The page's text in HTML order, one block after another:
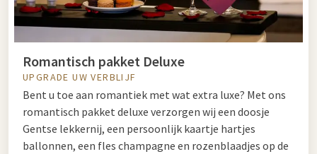
Romantisch pakket Deluxe
UPGRADE UW VERBLIJF
Bent u toe aan romantiek met wat extra luxe? Met ons
romantisch pakket deluxe verzorgen wij een doosje
Gentse lekkernij, een persoonlijk kaartje hartjes
ballonnen, een fles champagne en rozenblaadjes op de